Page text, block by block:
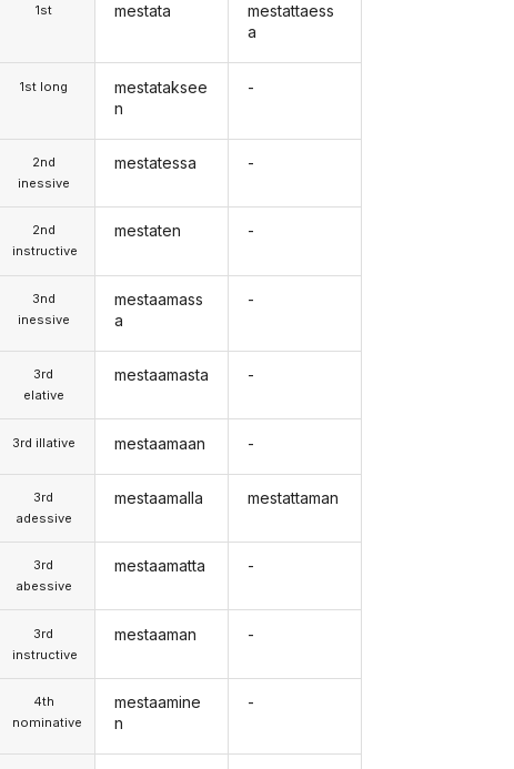
1st
1st long
2nd
inessive
2nd
instructive
3nd
inessive
3rd
elative
3rd illative
3rd
adessive
3rd
abessive
3rd
instructive
4th
nominative
mestata
mestataksee
n
mestatessa
mestaten
mestaamass
a
mestaamasta
mestaamaan
mestaamalla
mestaamatta
mestaaman
mestaamine
n
mestattaess
a
-
-
-
-
-
-
mestattaman
-
-
-